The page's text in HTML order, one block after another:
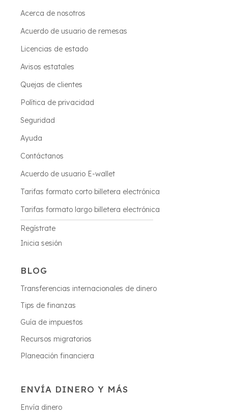
Acerca de nosotros
Acuerdo de usuario de remesas
Licencias de estado
Avisos estatales
Quejas de clientes
Política de privacidad
Seguridad
Ayuda
Contáctanos
Acuerdo de usuario E-wallet
Tarifas formato corto billetera electrónica
Tarifas formato largo billetera electrónica
Regístrate
Inicia sesión
BLOG
Transferencias internacionales de dinero
Tips de finanzas
Guía de impuestos
Recursos migratorios
Planeación financiera
ENVÍA DINERO Y MÁS
Envía dinero